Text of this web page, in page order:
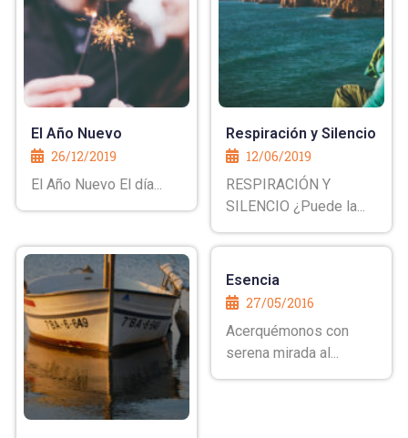
El Año Nuevo
26/12/2019
El Año Nuevo El día...
Respiración y Silencio
12/06/2019
RESPIRACIÓN Y
SILENCIO ¿Puede la...
Esencia
27/05/2016
Acerquémonos con
serena mirada al...